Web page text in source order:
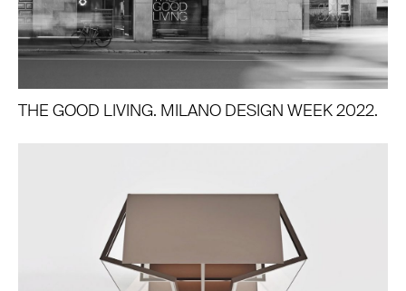
THE GOOD LIVING. MILANO DESIGN WEEK 2022.